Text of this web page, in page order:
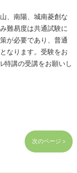
、南陽、城南菱創な
難易度は共通試験に
が必要であり、普通
なります。受験をお
特講の受講をお願いし
次のページ >